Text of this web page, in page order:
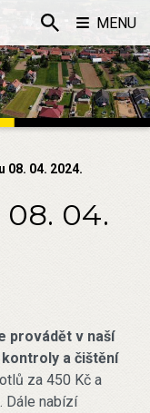
08. 04. 2024.
04.
provádět v naší
kontroly a čištění
za 450 Kč a
Dále nabízí
MENU